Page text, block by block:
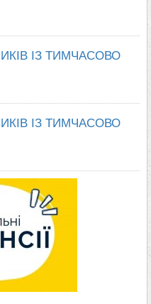
ІЗ ТИМЧАСОВО
ІЗ ТИМЧАСОВО